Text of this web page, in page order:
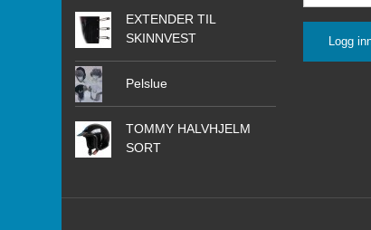
EXTENDER TIL
SKINNVEST
Pelslue
TOMMY HALVHJELM
SORT